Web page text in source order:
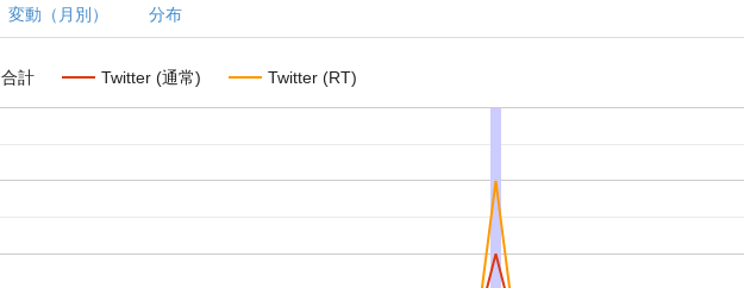
変動（月別） 分布
合計 Twitter (通常) Twitter (RT)